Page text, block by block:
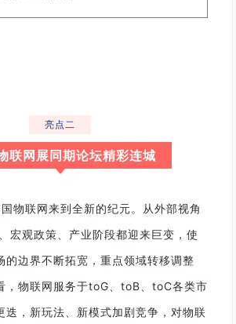
亮点二
联网展同期论坛精彩连城
0
2
年
，
中
国
物联网来到全新的纪元。从外部视角
宏观政策、产业阶段都迎来巨变，使
的边界不断拓宽，重点领域转移调整
，物联网服务于toG、toB、toC各类市
迭，新玩法、新模式加剧竞争，对物联